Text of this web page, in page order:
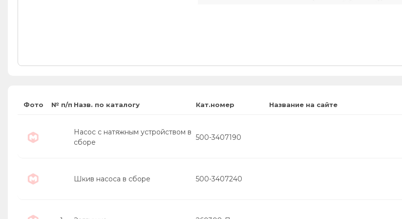
Фото № п/п Назв. по каталогу Кат.номер Название на сайте
Насос с натяжным устройством в
сборе
500-3407190
Шкив насоса в сборе 500-3407240